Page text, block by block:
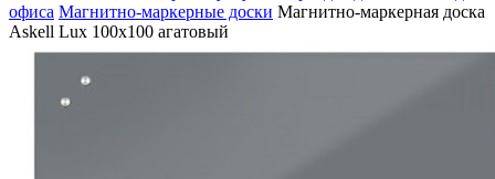
офиса Магнитно-маркерные доски Магнитно-маркерная доска
Askell Lux 100x100 агатовый